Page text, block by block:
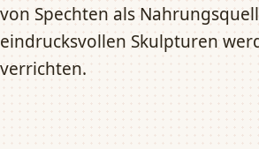
von Spechten als
eindrucksvollen Skulpturen
verrichten.